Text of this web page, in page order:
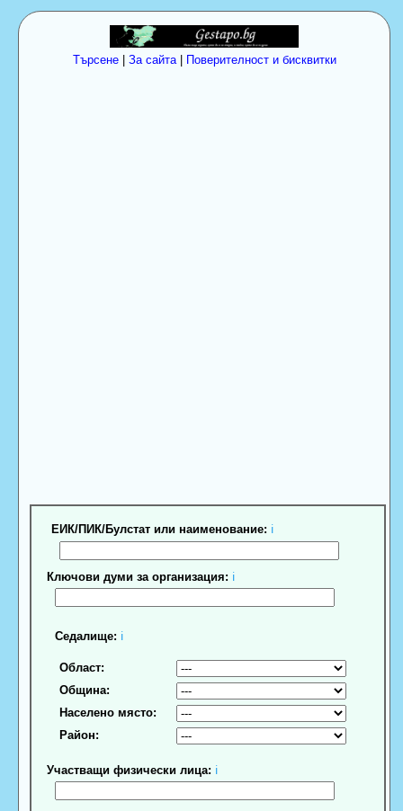
Търсене| За сайта| Поверителност и бисквитки
ЕИК/ПИК/Булстат или наименование: ℹ
Ключови думи за организация: ℹ
Седалище: ℹ
Област:
Община:
Населено място:
Район:
Участващи физически лица: ℹ